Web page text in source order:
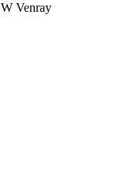
Venray